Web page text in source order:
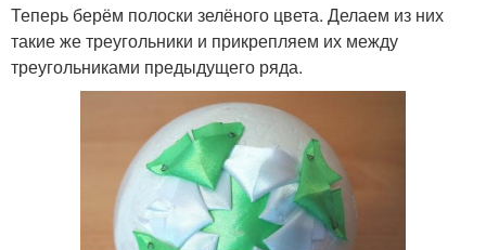
Теперь берём полоски зелёного цвета. Делаем из них
такие же треугольники и прикрепляем их между
треугольниками предыдущего ряда.